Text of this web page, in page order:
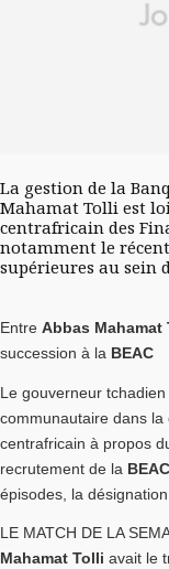
La gestion de la
Mahamat Tolli est
centrafricain des
notamment le
supérieures au sein
Entre Abbas Mahamat
succession à la BEAC
Le gouverneur
communautaire dans la
centrafricain à propos
recrutement de la BEAC
épisodes, la
LE MATCH DE LA
Mahamat Tolli avait le